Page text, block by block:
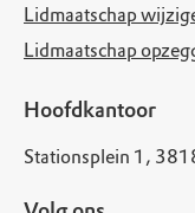
Lidmaatschap
Lidmaatschap
Hoofdkantoor
Stationsplein 1,